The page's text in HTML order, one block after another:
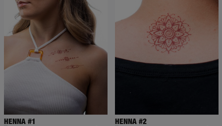
HENNA #1 HENNA #2